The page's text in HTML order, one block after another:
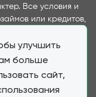
улучшить
больше
сайт,
Все условия и
или кредитов,
на
займов и
партнерскими
Zaimer.uz